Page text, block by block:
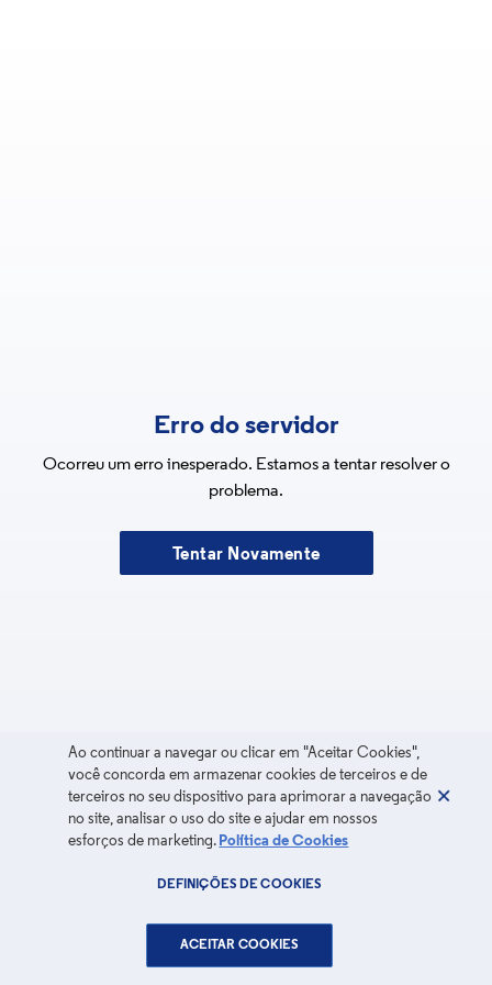
Erro do servidor
Ocorreu um erro inesperado. Estamos a tentar resolver o
problema.
Tentar Novamente
Ao continuar a navegar ou clicar em "Aceitar Cookies",
você concorda em armazenar cookies de terceiros e de
terceiros no seu dispositivo para aprimorar a navegação
no site, analisar o uso do site e ajudar em nossos
esforços de marketing. Política de Cookies
DEFINIÇÕES DE COOKIES
ACEITAR COOKIES